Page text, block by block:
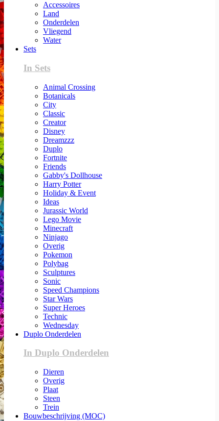
Accessoires
Land
Onderdelen
Vliegend
Water
Sets
In Sets
Animal Crossing
Botanicals
City
Classic
Creator
Disney
Dreamzzz
Duplo
Fortnite
Friends
Gabby's Dollhouse
Harry Potter
Holiday & Event
Ideas
Jurassic World
Lego Movie
Minecraft
Ninjago
Overig
Pokemon
Polybag
Sculptures
Sonic
Speed Champions
Star Wars
Super Heroes
Technic
Wednesday
Duplo Onderdelen
In Duplo Onderdelen
Dieren
Overig
Plaat
Steen
Trein
Bouwbeschrijving (MOC)